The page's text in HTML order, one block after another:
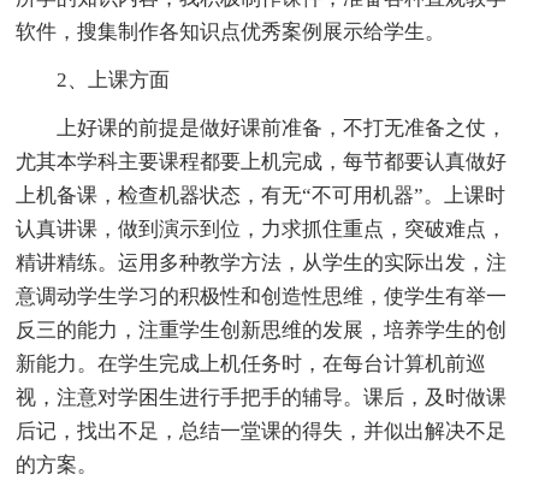
软件，搜集制作各知识点优秀案例展示给学生。
2、上课方面
上好课的前提是做好课前准备，不打无准备之仗，
尤其本学科主要课程都要上机完成，每节都要认真做好
上机备课，检查机器状态，有无“不可用机器”。上课时
认真讲课，做到演示到位，力求抓住重点，突破难点，
精讲精练。运用多种教学方法，从学生的实际出发，注
意调动学生学习的积极性和创造性思维，使学生有举一
反三的能力，注重学生创新思维的发展，培养学生的创
新能力。在学生完成上机任务时，在每台计算机前巡
视，注意对学困生进行手把手的辅导。课后，及时做课
后记，找出不足，总结一堂课的得失，并似出解决不足
的方案。